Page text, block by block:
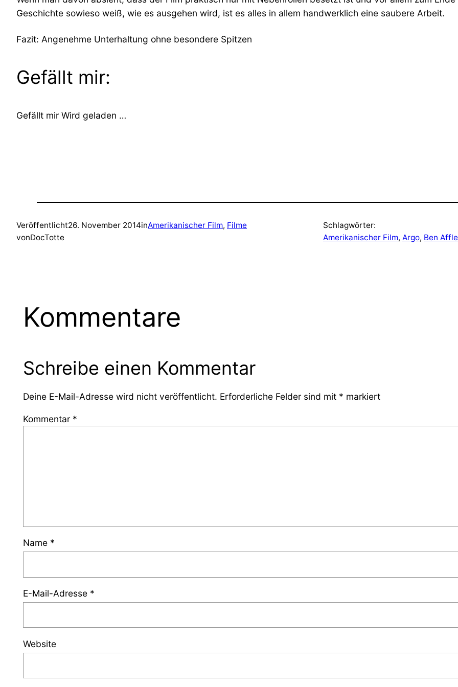
Geschichte sowieso weiß, wie es ausgehen wird, ist es alles in allem handwerklich eine saubere Arbeit.
Fazit: Angenehme Unterhaltung ohne besondere Spitzen
Gefällt mir:
Gefällt mir Wird geladen …
Veröffentlicht26. November 2014inAmerikanischer Film, Filme
vonDocTotte
Schlagwörter:
Amerikanischer Film, Argo, Ben
Kommentare
Schreibe einen Kommentar
Deine E-Mail-Adresse wird nicht veröffentlicht. Erforderliche Felder sind mit * markiert
Kommentar *
Name *
E-Mail-Adresse *
Website